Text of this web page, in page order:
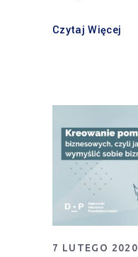
Czytaj Więcej
7 LUTEGO 2020